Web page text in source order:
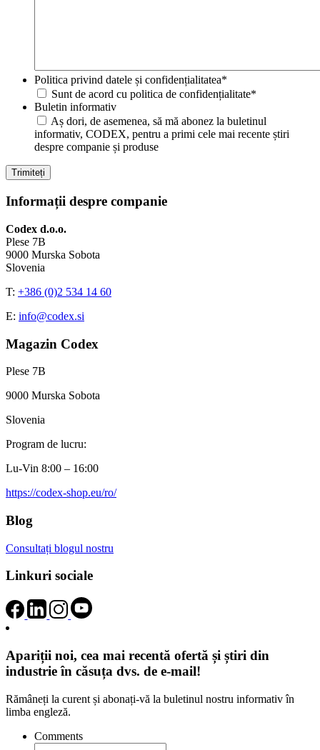
Politica privind datele și confidențialitatea*
Sunt de acord cu politica de confidențialitate*
Buletin informativ
Aș dori, de asemenea, să mă abonez la buletinul
informativ, CODEX, pentru a primi cele mai recente știri
despre companie și produse
Informații despre companie
Codex d.o.o.
Plese 7B
9000 Murska Sobota
Slovenia
T: +386 (0)2 534 14 60
E: info@codex.si
Magazin Codex
Plese 7B
9000 Murska Sobota
Slovenia
Program de lucru:
Lu-Vin 8:00 – 16:00
https://codex-shop.eu/ro/
Blog
Consultați blogul nostru
Linkuri sociale
Apariții noi, cea mai recentă ofertă și știri din
industrie în căsuța dvs. de e-mail!
Rămâneți la curent și abonați-vă la buletinul nostru informativ în
limba engleză.
Comments